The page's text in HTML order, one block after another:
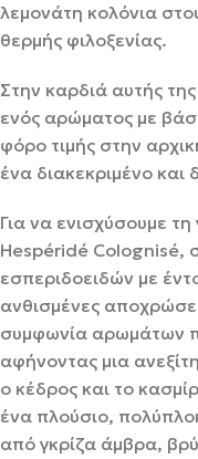
λεμονάτη κολόνια
θερμής φιλοξενίας.
Στην καρδιά αυτής
ενός αρώματος με
φόρο τιμής στην
ένα διακεκριμένο και
Για να ενισχύσουμε
Hespéridé Colognisé,
εσπεριδοειδών με
ανθισμένες
συμφωνία αρωμάτων
αφήνοντας μια
ο κέδρος και το
ένα πλούσιο,
από γκρίζα άμβρα,